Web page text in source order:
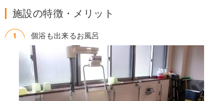
施設の特徴・メリット
個浴も出来るお風呂